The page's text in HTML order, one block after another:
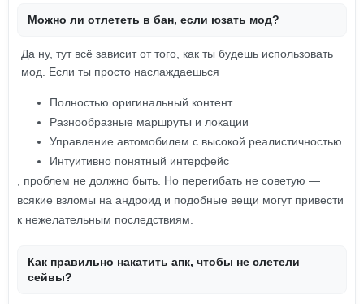
Можно ли отлететь в бан, если юзать мод?
Да ну, тут всё зависит от того, как ты будешь использовать
мод. Если ты просто наслаждаешься
Полностью оригинальный контент
Разнообразные маршруты и локации
Управление автомобилем с высокой реалистичностью
Интуитивно понятный интерфейс
, проблем не должно быть. Но перегибать не советую —
всякие взломы на андроид и подобные вещи могут привести
к нежелательным последствиям.
Как правильно накатить апк, чтобы не слетели
сейвы?